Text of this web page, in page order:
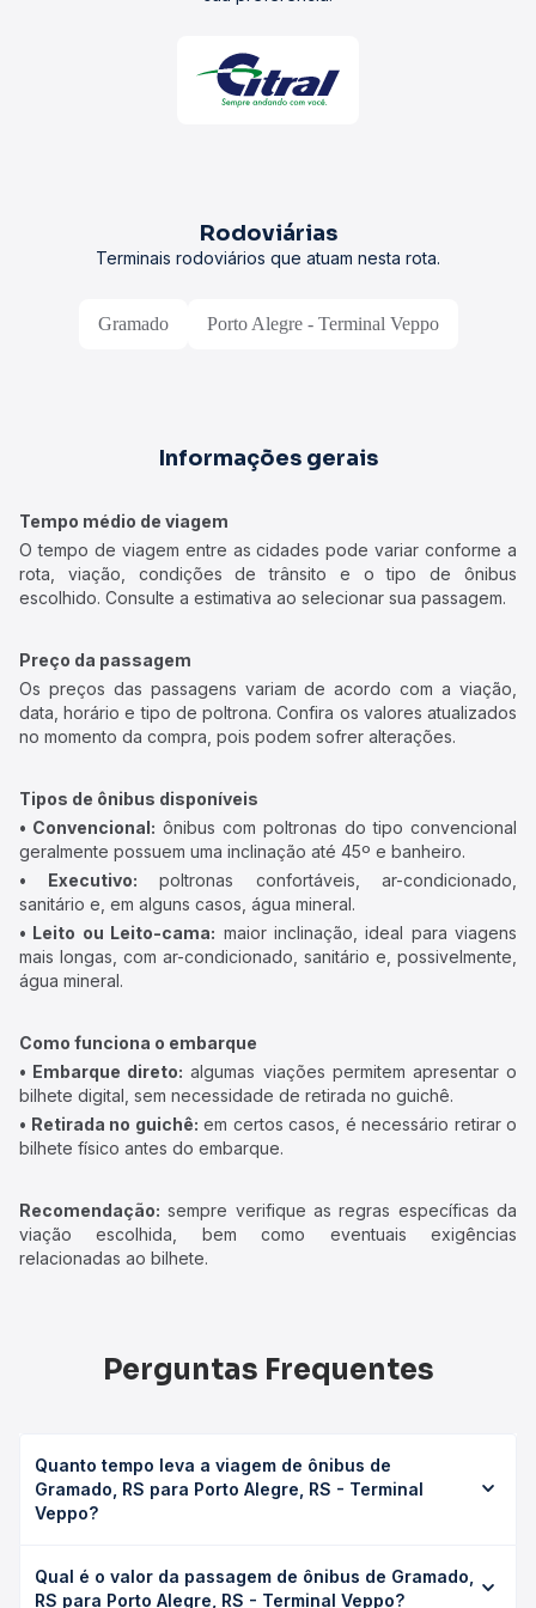
Rodoviárias
Terminais rodoviários que atuam nesta rota.
Gramado Porto Alegre - Terminal Veppo
Informações gerais
Tempo médio de viagem
O tempo de viagem entre as cidades pode variar conforme a
rota, viação, condições de trânsito e o tipo de ônibus
escolhido. Consulte a estimativa ao selecionar sua passagem.
Preço da passagem
Os preços das passagens variam de acordo com a viação,
data, horário e tipo de poltrona. Confira os valores atualizados
no momento da compra, pois podem sofrer alterações.
Tipos de ônibus disponíveis
• Convencional: ônibus com poltronas do tipo convencional
geralmente possuem uma inclinação até 45º e banheiro.
• Executivo: poltronas confortáveis, ar-condicionado,
sanitário e, em alguns casos, água mineral.
• Leito ou Leito-cama: maior inclinação, ideal para viagens
mais longas, com ar-condicionado, sanitário e, possivelmente,
água mineral.
Como funciona o embarque
• Embarque direto: algumas viações permitem apresentar o
bilhete digital, sem necessidade de retirada no guichê.
• Retirada no guichê: em certos casos, é necessário retirar o
bilhete físico antes do embarque.
Recomendação: sempre verifique as regras específicas da
viação escolhida, bem como eventuais exigências
relacionadas ao bilhete.
Perguntas Frequentes
Quanto tempo leva a viagem de ônibus de
Gramado, RS para Porto Alegre, RS - Terminal
Veppo?
RS - Terminal Veppo leva em média 2h 29min, podendo
variar conforme a viação, o tipo de serviço (convencional,
Qual é o valor da passagem de ônibus de Gramado,
RS para Porto Alegre, RS - Terminal Veppo?